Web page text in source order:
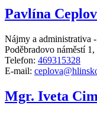
Pavlína
Nájmy a administrativa -
Poděbradovo náměstí
Telefon: 469315328
E-mail:
Mgr. Iveta